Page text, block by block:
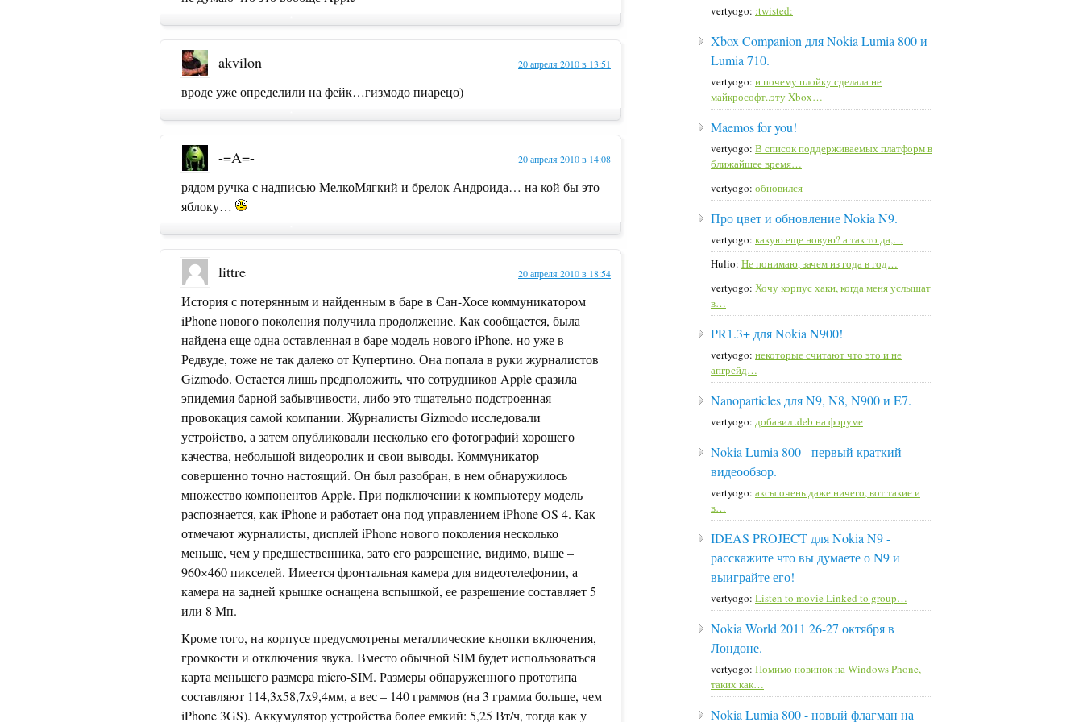
akvilon 20 апреля 2010 в 13:51
вроде уже определили на фейк…гизмодо пиарецо)
-=A=- 20 апреля 2010 в 14:08
рядом ручка с надписью МелкоМягкий и брелок Андроида… на кой бы это
яблоку…
littre 20 апреля 2010 в 18:54
История с потерянным и найденным в баре в Сан-Хосе коммуникатором
iPhone нового поколения получила продолжение. Как сообщается, была
найдена еще одна оставленная в баре модель нового iPhone, но уже в
Редвуде, тоже не так далеко от Купертино. Она попала в руки журналистов
Gizmodo. Остается лишь предположить, что сотрудников Apple сразила
эпидемия барной забывчивости, либо это тщательно подстроенная
провокация самой компании. Журналисты Gizmodo исследовали
устройство, а затем опубликовали несколько его фотографий хорошего
качества, небольшой видеоролик и свои выводы. Коммуникатор
совершенно точно настоящий. Он был разобран, в нем обнаружилось
множество компонентов Apple. При подключении к компьютеру модель
распознается, как iPhone и работает она под управлением iPhone OS 4. Как
отмечают журналисты, дисплей iPhone нового поколения несколько
меньше, чем у предшественника, зато его разрешение, видимо, выше –
960×460 пикселей. Имеется фронтальная камера для видеотелефонии, а
камера на задней крышке оснащена вспышкой, ее разрешение составляет 5
или 8 Мп.
Кроме того, на корпусе предусмотрены металлические кнопки включения,
громкости и отключения звука. Вместо обычной SIM будет использоваться
карта меньшего размера micro-SIM. Размеры обнаруженного прототипа
составляют 114,3х58,7х9,4мм, а вес – 140 граммов (на 3 грамма больше, чем
iPhone 3GS). Аккумулятор устройства более емкий: 5,25 Вт/ч, тогда как у
vertyogo: :twisted:
Xbox Companion для Nokia Lumia 800 и
Lumia 710.
vertyogo: и почему плойку сделала не
майкрософт..эту Xbox…
Maemos for you!
vertyogo: В список поддерживаемых платформ в
ближайшее время…
vertyogo: обновился
Про цвет и обновление Nokia N9.
vertyogo: какую еще новую? а так то да,…
Hulio: Не понимаю, зачем из года в год…
vertyogo: Хочу корпус хаки, когда меня услышат
в…
PR1.3+ для Nokia N900!
vertyogo: некоторые считают что это и не
апгрейд…
Nanoparticles для N9, N8, N900 и E7.
vertyogo: добавил .deb на форуме
Nokia Lumia 800 - первый краткий
видеообзор.
vertyogo: аксы очень даже ничего, вот такие и
в…
IDEAS PROJECT для Nokia N9 -
расскажите что вы думаете о N9 и
выиграйте его!
vertyogo: Listen to movie Linked to group…
Nokia World 2011 26-27 октября в
Лондоне.
vertyogo: Помимо новинок на Windows Phone,
таких как…
Nokia Lumia 800 - новый флагман на